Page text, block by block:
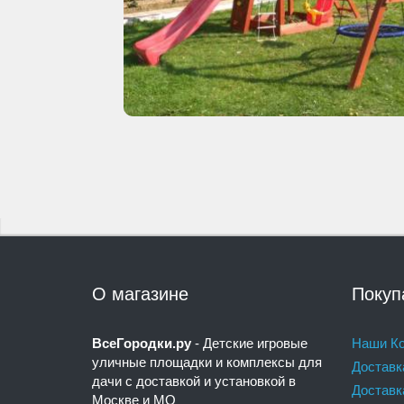
О магазине
ВсеГородки.ру - Детские игровые
уличные площадки и комплексы для
дачи с доставкой и установкой в
Москве и МО
Наши